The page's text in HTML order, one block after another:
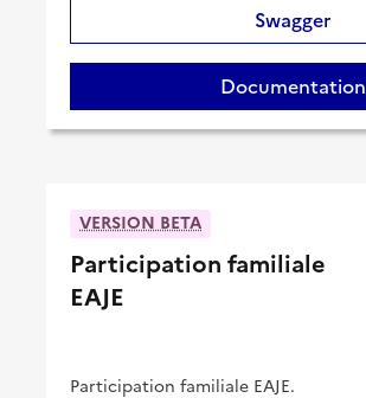
Swagger
Documentation
VERSION BETA
Participation familiale
EAJE
Participation familiale EAJE.